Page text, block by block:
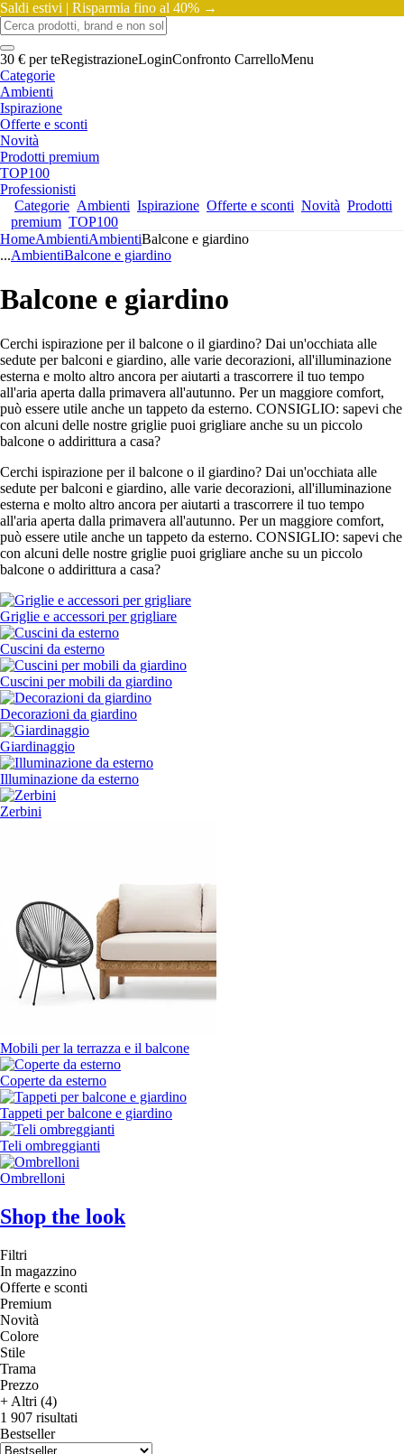
Saldi estivi | Risparmia fino al 40% →
30 € per teRegistrazioneLoginConfronto CarrelloMenu
Categorie
Ambienti
Ispirazione
Offerte e sconti
Novità
Prodotti premium
TOP100
Professionisti
Categorie Ambienti Ispirazione Offerte e sconti Novità Prodotti
premium TOP100
HomeAmbientiAmbientiBalcone e giardino
...AmbientiBalcone e giardino
Balcone e giardino
Cerchi ispirazione per il balcone o il giardino? Dai un'occhiata alle
sedute per balconi e giardino, alle varie decorazioni, all'illuminazione
esterna e molto altro ancora per aiutarti a trascorrere il tuo tempo
all'aria aperta dalla primavera all'autunno. Per un maggiore comfort,
può essere utile anche un tappeto da esterno. CONSIGLIO: sapevi che
con alcuni delle nostre griglie puoi grigliare anche su un piccolo
balcone o addirittura a casa?
Cerchi ispirazione per il balcone o il giardino? Dai un'occhiata alle
sedute per balconi e giardino, alle varie decorazioni, all'illuminazione
esterna e molto altro ancora per aiutarti a trascorrere il tuo tempo
all'aria aperta dalla primavera all'autunno. Per un maggiore comfort,
può essere utile anche un tappeto da esterno. CONSIGLIO: sapevi che
con alcuni delle nostre griglie puoi grigliare anche su un piccolo
balcone o addirittura a casa?
Griglie e accessori per grigliare
Cuscini da esterno
Cuscini per mobili da giardino
Decorazioni da giardino
Giardinaggio
Illuminazione da esterno
Zerbini
Mobili per la terrazza e il balcone
Coperte da esterno
Tappeti per balcone e giardino
Teli ombreggianti
Ombrelloni
Shop the look
Filtri
In magazzino
Offerte e sconti
Premium
Novità
Colore
Stile
Trama
Prezzo
+ Altri (4)
1 907 risultati
Bestseller